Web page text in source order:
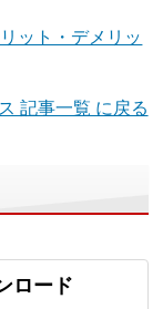
ット・デメリッ
記事一覧 に戻る
ロード